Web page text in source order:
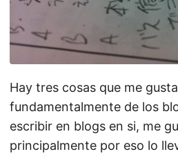
Hay tres cosas que me
fundamentalmente de los
escribir en blogs en si, me
principalmente por eso lo